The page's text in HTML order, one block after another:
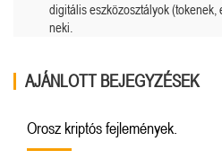
digitális eszközosztályok (tokenek,
neki.
AJÁNLOTT BEJEGYZÉSEK
Orosz kriptós fejlemények.